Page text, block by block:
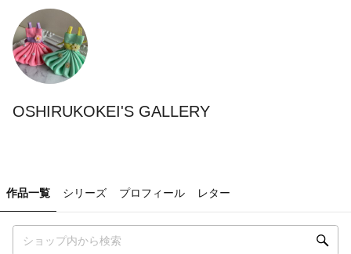
OSHIRUKOKEI'S GALLERY
作品一覧 シリーズ プロフィール レター